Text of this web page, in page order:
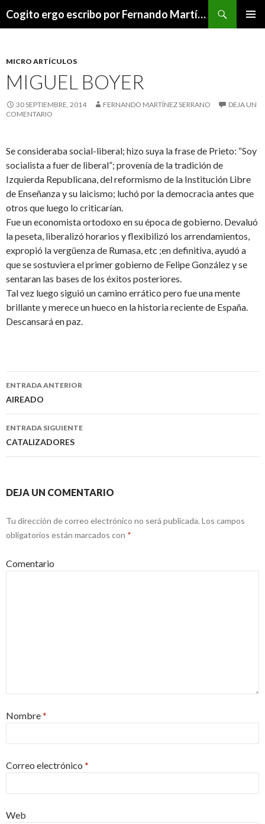
Cogito ergo escribo por Fernando Martínez Serrano
MICRO ARTÍCULOS
MIGUEL BOYER
30 SEPTIEMBRE, 2014 FERNANDO MARTÍNEZ SERRANO
DEJA UN
COMENTARIO
Se consideraba social-liberal; hizo suya la frase de Prieto: “Soy
socialista a fuer de liberal”; provenía de la tradición de
Izquierda Republicana, del reformismo de la Institución Libre
de Enseñanza y su laicismo; luchó por la democracia antes que
otros que luego lo criticarían.
Fue un economista ortodoxo en su época de gobierno. Devaluó
la peseta, liberalizó horarios y flexibilizó los arrendamientos,
expropió la vergüenza de Rumasa, etc ;en definitiva, ayudó a
que se sostuviera el primer gobierno de Felipe González y se
sentaran las bases de los éxitos posteriores.
Tal vez luego siguió un camino errático pero fue una mente
brillante y merece un hueco en la historia reciente de España.
Descansará en paz.
Navegación
de
entradas
ENTRADA ANTERIOR
AIREADO
ENTRADA SIGUIENTE
CATALIZADORES
DEJA UN COMENTARIO
Tu dirección de correo electrónico no será publicada. Los campos
obligatorios están marcados con *
Comentario
Nombre*
Correo electrónico *
Web